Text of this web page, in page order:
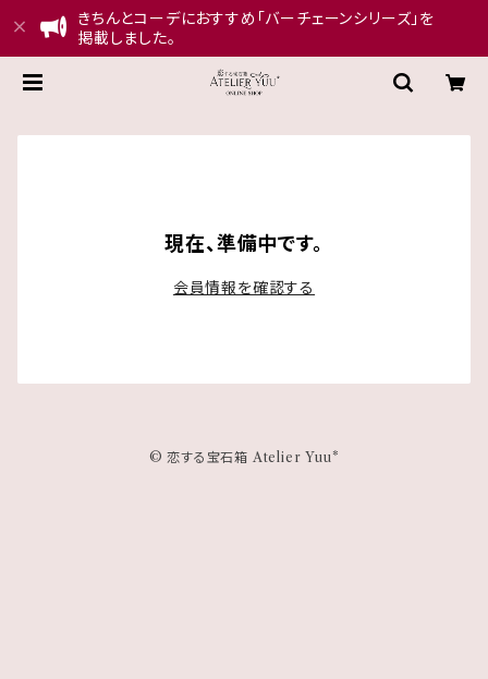
きちんとコーデにおすすめ「バーチェーンシリーズ」を
掲載しました。
現在、準備中です。
会員情報を確認する
© 恋する宝石箱 Atelier Yuu*